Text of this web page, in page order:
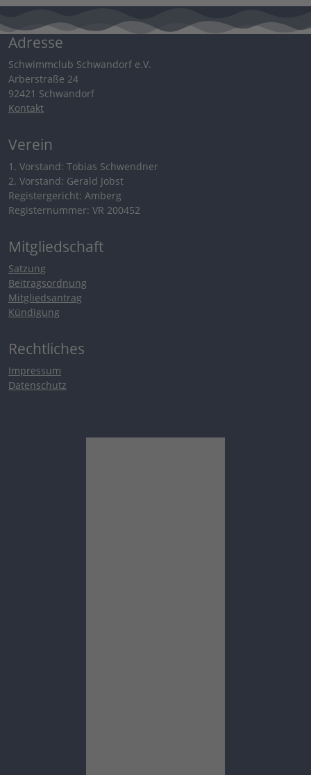
Adresse
Schwimmclub Schwandorf e.V.
Arberstraße 24
92421 Schwandorf
Kontakt
Verein
1. Vorstand: Tobias Schwendner
2. Vorstand: Gerald Jobst
Registergericht: Amberg
Registernummer: VR 200452
Mitgliedschaft
Satzung
Beitragsordnung
Mitgliedsantrag
Kündigung
Rechtliches
Impressum
Datenschutz